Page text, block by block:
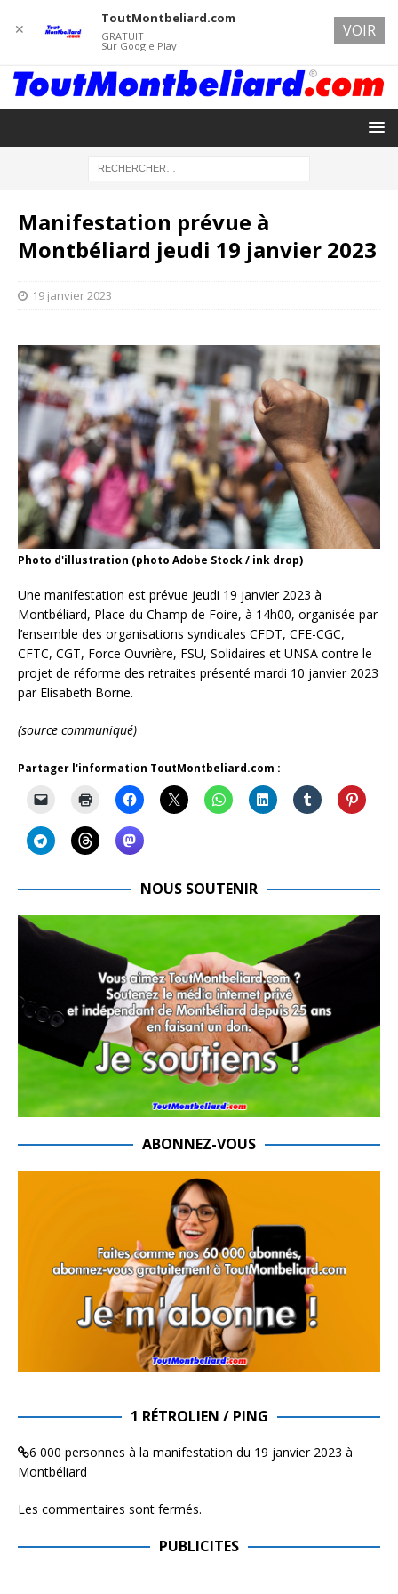
Manifestation prévue à
Montbéliard jeudi 19 janvier 2023
19 janvier 2023
Photo d'illustration (photo Adobe Stock / ink drop)
Une manifestation est prévue jeudi 19 janvier 2023 à
Montbéliard, Place du Champ de Foire, à 14h00, organisée par
l’ensemble des organisations syndicales CFDT, CFE-CGC,
CFTC, CGT, Force Ouvrière, FSU, Solidaires et UNSA contre le
projet de réforme des retraites présenté mardi 10 janvier 2023
par Elisabeth Borne.
(source communiqué)
Partager l'information ToutMontbeliard.com :
NOUS SOUTENIR
ABONNEZ-VOUS
1 RÉTROLIEN / PING
6 000 personnes à la manifestation du 19 janvier 2023 à
Montbéliard
Les commentaires sont fermés.
PUBLICITES
✕
ToutMontbeliard.com
GRATUIT
Sur Google Play
VOIR